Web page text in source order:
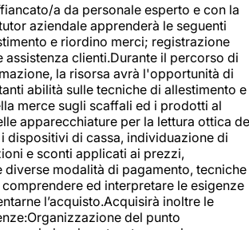
a da personale esperto e con la
aziendale apprenderà le seguenti
e riordino merci; registrazione
assistenza clienti.Durante il percorso di
la risorsa avrà l'opportunità di
abilità sulle tecniche di allestimento e
merce sugli scaffali ed i prodotti al
apparecchiature per la lettura ottica
dispositivi di cassa, individuazione di
e sconti applicati ai prezzi,
diverse modalità di pagamento, tecniche
ed interpretare le esigenze
l’acquisto.Acquisirà inoltre le
del punto